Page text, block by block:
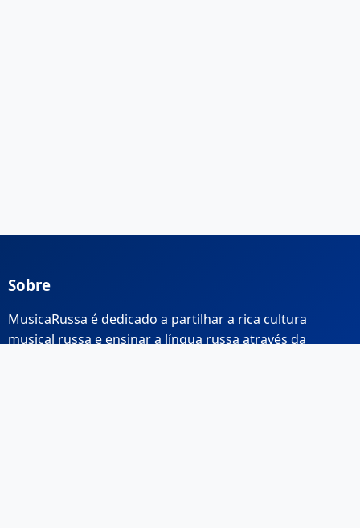
Sobre
MusicaRussa é dedicado a partilhar a rica cultura
musical russa e ensinar a língua russa através da